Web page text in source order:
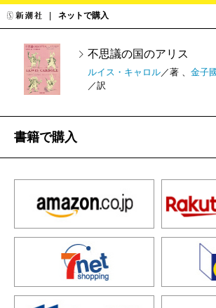
ネットで購入
不思議の国のアリス
ルイス・キャロル／著 、 金子
／訳
書籍で購入